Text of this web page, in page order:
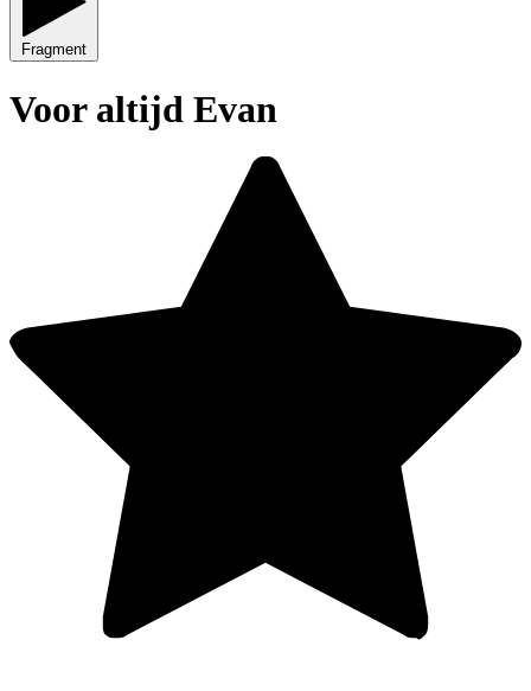
Fragment
Voor altijd Evan